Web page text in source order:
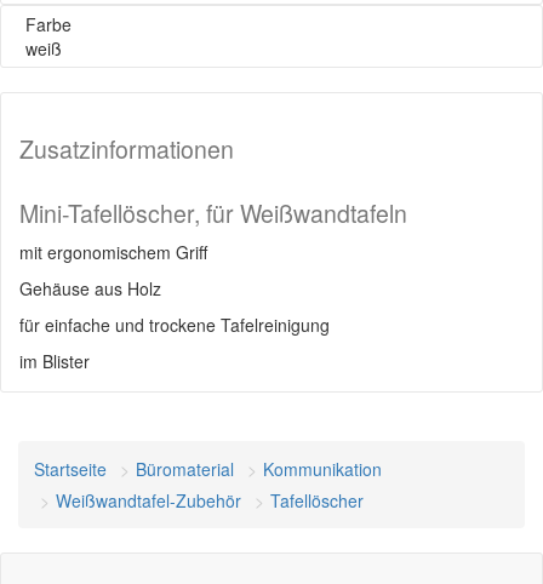
Farbe
weiß
Zusatzinformationen
Mini-Tafellöscher, für Weißwandtafeln
mit ergonomischem Griff
Gehäuse aus Holz
für einfache und trockene Tafelreinigung
im Blister
Startseite Büromaterial
Kommunikation
Weißwandtafel-Zubehör
Tafellöscher